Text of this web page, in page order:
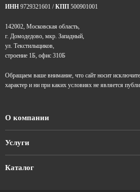
ИНН 9729321601 /КПП 500901001
142002, Московская область,
г. Домодедово, мкр. Западный,
ул. Текстильщиков,
строение 1Б, офис 310Б
Обращаем ваше внимание, что сайт носит
характер и ни при каких условиях не является
О компании
Услуги
Каталог